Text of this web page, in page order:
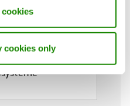
cookies only
mobilen
auf